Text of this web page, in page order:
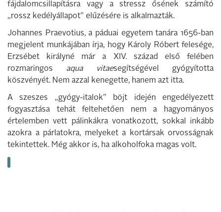
fájdalomcsillapításra vagy a stressz ősének számító
„rossz kedélyállapot” elűzésére is alkalmazták.
Johannes Praevotius, a páduai egyetem tanára 1656-ban
megjelent munkájában írja, hogy Károly Róbert felesége,
Erzsébet királyné már a XIV. század első felében
rozmaringos aqua vitaesegítségével gyógyította
köszvényét. Nem azzal kenegette, hanem azt itta.
A szeszes „gyógy-italok” böjt idején engedélyezett
fogyasztása tehát feltehetően nem a hagyományos
értelemben vett pálinkákra vonatkozott, sokkal inkább
azokra a párlatokra, melyeket a kortársak orvosságnak
tekintettek. Még akkor is, ha alkoholfoka magas volt.